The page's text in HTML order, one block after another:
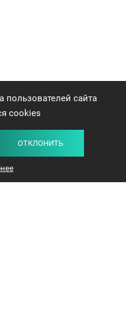
пользователей сайта
cookies
ОТКЛОНИТЬ